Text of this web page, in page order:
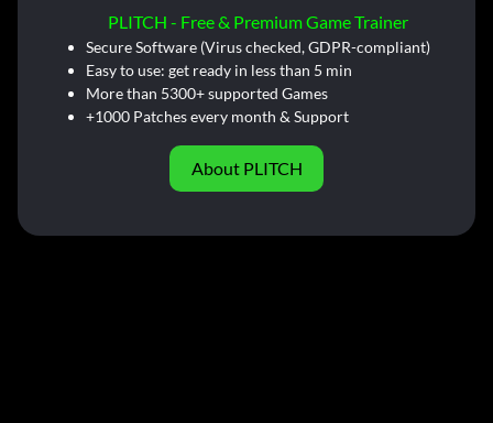
PLITCH - Free & Premium Game Trainer
Secure Software (Virus checked, GDPR-compliant)
Easy to use: get ready in less than 5 min
More than 5300+ supported Games
+1000 Patches every month & Support
About PLITCH